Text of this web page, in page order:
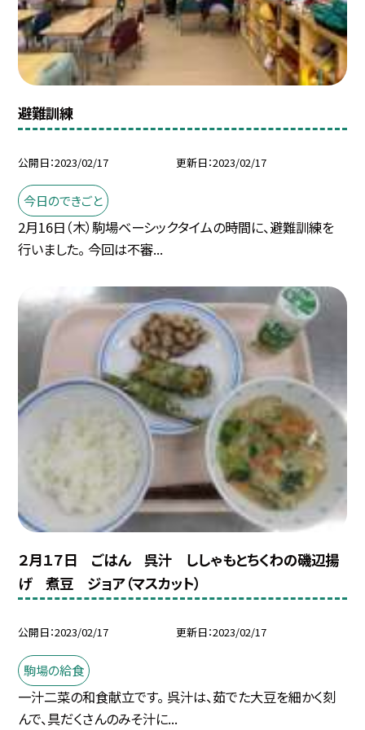
避難訓練
公開日 2023/02/17 更新日 2023/02/17
今日のできごと
2月16日（木）駒場ベーシックタイムの時間に、避難訓練を
行いました。 今回は不審...
２月１７日 ごはん 呉汁 ししゃもとちくわの磯辺揚
げ 煮豆 ジョア（マスカット）
公開日 2023/02/17 更新日 2023/02/17
駒場の給食
一汁二菜の和食献立です。 呉汁は、茹でた大豆を細かく刻
んで、具だくさんのみそ汁に...